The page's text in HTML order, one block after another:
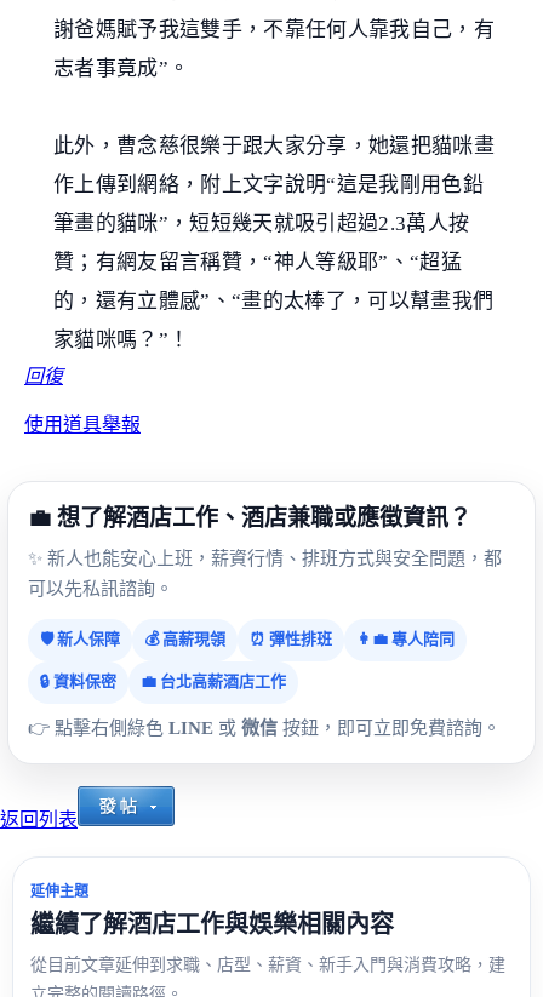
謝爸媽賦予我這雙手，不靠任何人靠我自己，有
志者事竟成”。
此外，曹念慈很樂于跟大家分享，她還把貓咪畫
作上傳到網絡，附上文字說明“這是我剛用色鉛
筆畫的貓咪”，短短幾天就吸引超過2.3萬人按
贊；有網友留言稱贊，“神人等級耶”、“超猛
的，還有立體感”、“畫的太棒了，可以幫畫我們
家貓咪嗎？”！
回復
使用道具舉報
💼 想了解酒店工作、酒店兼職或應徵資訊？
✨ 新人也能安心上班，薪資行情、排班方式與安全問題，都
可以先私訊諮詢。
🛡️ 新人保障 💰 高薪現領 ⏰ 彈性排班 👩‍💼 專人陪同
🔒 資料保密 💼 台北高薪酒店工作
👉 點擊右側綠色 LINE 或 微信 按鈕，即可立即免費諮詢。
返回列表
延伸主題
繼續了解酒店工作與娛樂相關內容
從目前文章延伸到求職、店型、薪資、新手入門與消費攻略，建